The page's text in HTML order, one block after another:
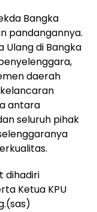
Bangka
pandangannya.
Ulang di Bangka
daerah
antara
seluruh pihak
dihadiri
Ketua KPU